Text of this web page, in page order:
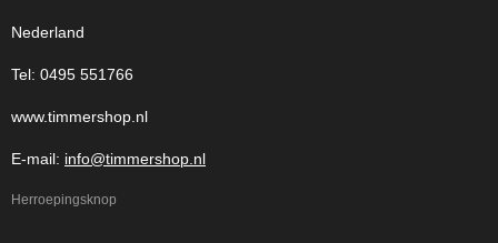
Nederland
Tel: 0495 551766
www.timmershop.nl
E-mail: info@timmershop.nl
Herroepingsknop